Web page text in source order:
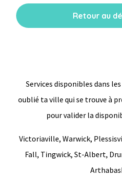
Retour au
Services disponibles dans
oublié ta ville qui se trouve à
pour valider la
Victoriaville, Warwick,
Fall, Tingwick, St-Albert,